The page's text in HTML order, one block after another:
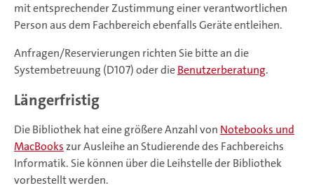
mit entsprechender Zustimmung einer verantwortlichen
Person aus dem Fachbereich ebenfalls Geräte entleihen.
Anfragen/Reservierungen richten Sie bitte an die
Systembetreuung (D107) oder dieBenutzerberatung.
Längerfristig
Die Bibliothek hat eine größere Anzahl von Notebooks und
MacBookszur Ausleihe an Studierende des Fachbereichs
Informatik. Sie können über die Leihstelle der Bibliothek
vorbestellt werden.